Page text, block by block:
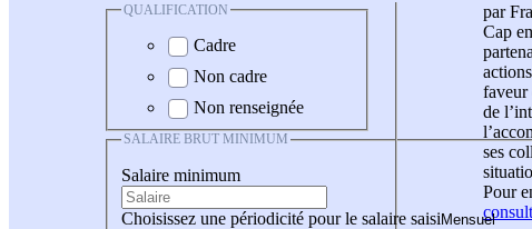
QUALIFICATION
Cadre
Non cadre
Non renseignée
SALAIRE BRUT MINIMUM
Salaire minimum
Choisissez une périodicité pour le salaire saisi
par
Cap
faveur
de
ses
Pour